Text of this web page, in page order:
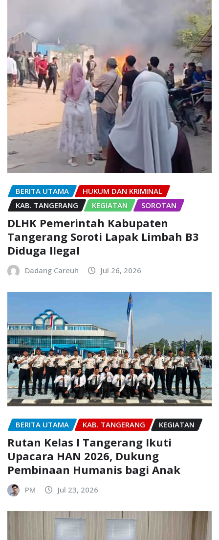
BERITA UTAMA
HUKUM DAN KRIMINAL
KAB. TANGERANG
KEGIATAN SOROTAN
DLHK Pemerintah Kabupaten
Tangerang Soroti Lapak Limbah B3
Diduga Ilegal
Dadang Careuh Jul 26, 2026
BERITA UTAMA KAB. TANGERANG KEGIATAN
Rutan Kelas I Tangerang Ikuti
Upacara HAN 2026, Dukung
Pembinaan Humanis bagi Anak
PM Jul 23, 2026